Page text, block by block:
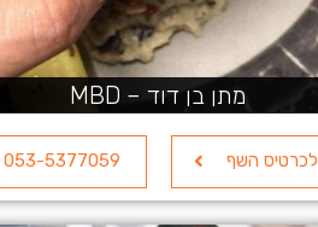
מתן בן דוד – MBD
לכרטיס השף 053-5377059